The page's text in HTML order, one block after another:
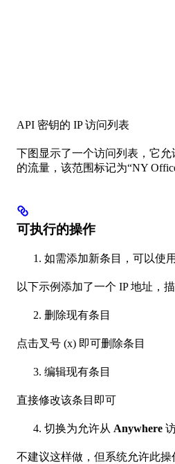
API 密钥的 IP 访问列表
下图显示了一个访问列表，它允
的流量，该范围标记为“NY Office
可执行的操作
如需添加新条目，可以使用
以下示例添加了一个 IP 地址，
删除现有条目
点击叉号 (x) 即可删除条目
编辑现有条目
直接修改该条目即可
切换为允许从 Anywhere
不建议这样做，但系统允许此